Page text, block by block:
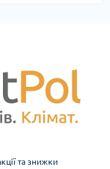
та знижки